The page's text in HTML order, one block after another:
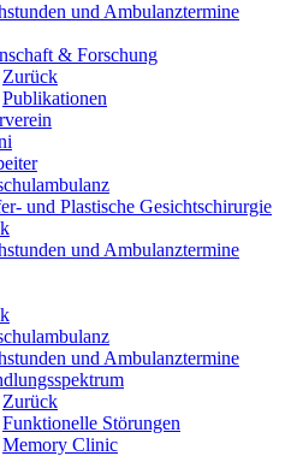
und Ambulanztermine
& Forschung
Zurück
Publikationen
und Plastische Gesichtschirurgie
und Ambulanztermine
und Ambulanztermine
Zurück
Funktionelle Störungen
Memory Clinic